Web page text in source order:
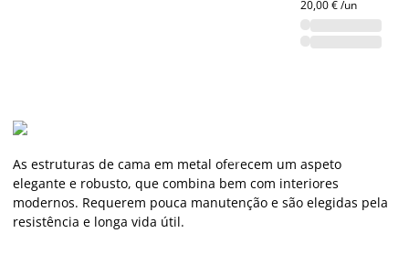
20,00 € /un
As estruturas de cama em metal oferecem um aspeto
elegante e robusto, que combina bem com interiores
modernos. Requerem pouca manutenção e são elegidas pela
resistência e longa vida útil.